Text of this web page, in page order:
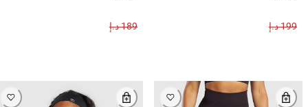
199 د.إ 189 د.إ